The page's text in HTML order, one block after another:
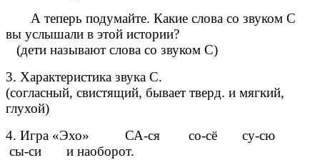
А теперь подумайте. Какие слова со звуком С
вы услышали в этой истории?
(дети называют слова со звуком С)
3. Характеристика звука С.
(согласный, свистящий, бывает тверд. и мягкий,
глухой)
4. Игра «Эхо» СА-ся со-сё су-сю
сы-си и наоборот.